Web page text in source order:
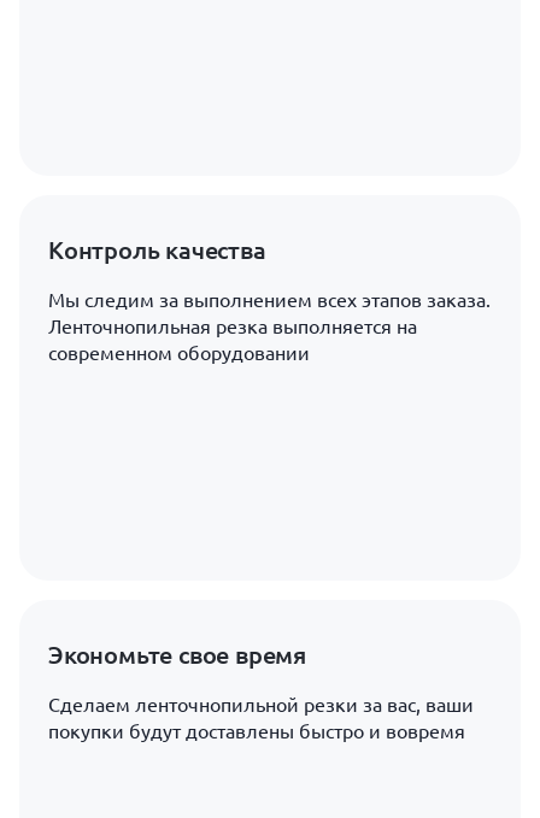
Контроль качества
Мы следим за выполнением всех этапов заказа.
Ленточнопильная резка выполняется на
современном оборудовании
Экономьте свое время
Сделаем ленточнопильной резки за вас, ваши
покупки будут доставлены быстро и вовремя